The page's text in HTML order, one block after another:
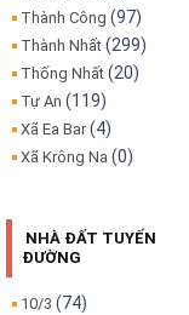
Thành Công (97)
Thành Nhất (299)
Thống Nhất (20)
Tự An (119)
Xã Ea Bar(4)
Xã Krông Na (0)
NHÀ ĐẤT TUYẾN
ĐƯỜNG
10/3 (74)